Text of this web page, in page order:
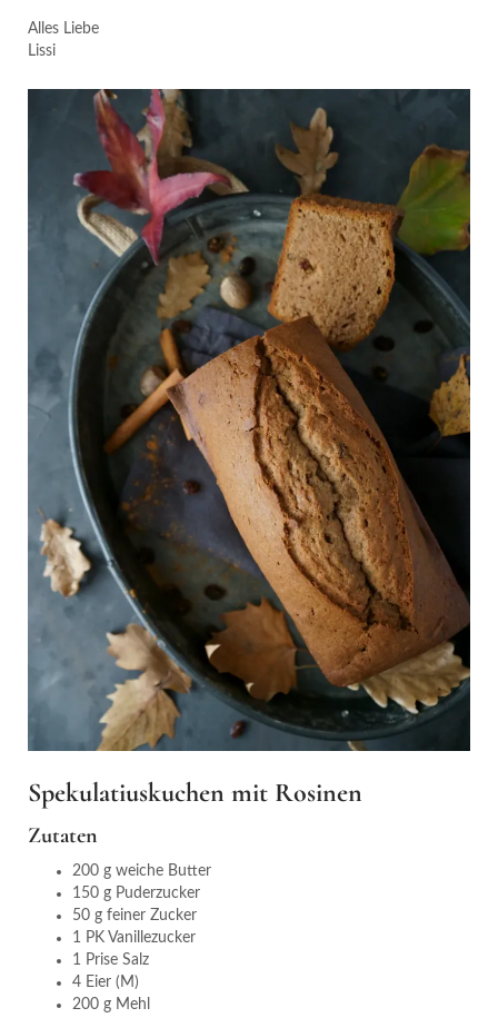
Alles Liebe
Lissi
Spekulatiuskuchen mit Rosinen
Zutaten
200 g weiche Butter
150 g Puderzucker
50 g feiner Zucker
1 PK Vanillezucker
1 Prise Salz
4 Eier (M)
200 g Mehl